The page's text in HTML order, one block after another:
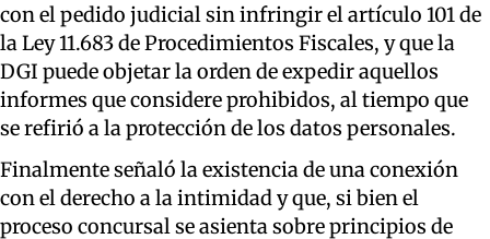
con el pedido judicial sin infringir el artículo 101 de
la Ley 11.683 de Procedimientos Fiscales, y que la
DGI puede objetar la orden de expedir aquellos
informes que considere prohibidos, al tiempo que
se refirió a la protección de los datos personales.
Finalmente señaló la existencia de una conexión
con el derecho a la intimidad y que, si bien el
proceso concursal se asienta sobre principios de